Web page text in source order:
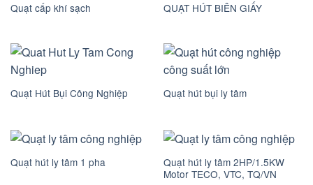
Quạt cấp khí sạch QUẠT HÚT BIÊN GIẤY
Quạt Hút Bụi Công Nghiệp Quạt hút bụi ly tâm
Quạt hút ly tâm 1 pha
Quạt hút ly tâm 2HP/1.5KW
Motor TECO, VTC, TQ/VN​